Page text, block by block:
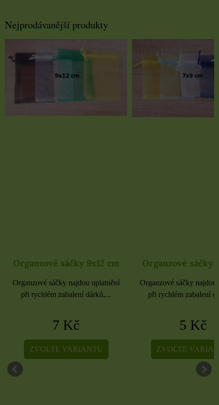
Nejprodávanější produkty
Organzové sáčky 9x12 cm
Organzové sáčky najdou uplatnění
při rychlém zabalení dárků,...
7 Kč
ZVOLTE VARIANTU
Organzové sáčky
Organzové sáčky najdou
při rychlém zabalení
5 Kč
ZVOLTE